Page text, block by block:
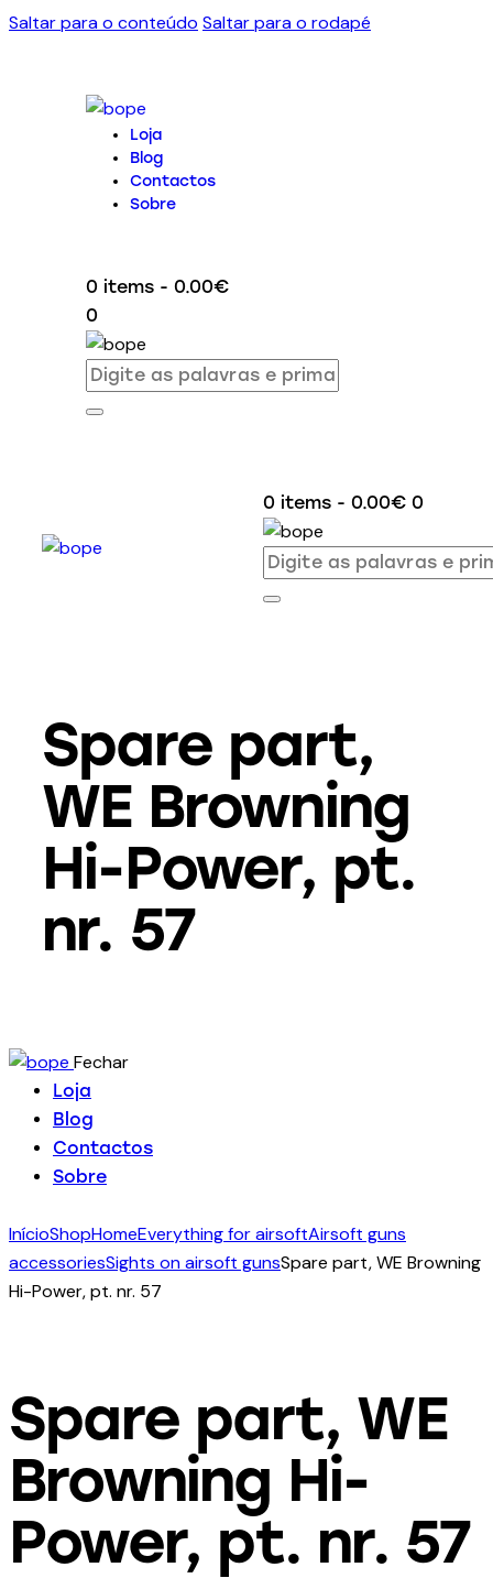
Saltar para o conteúdo Saltar para o rodapé
Loja
Blog
Contactos
Sobre
0 items - 0.00€
0
0 items - 0.00€ 0
Spare part,
WE Browning
Hi-Power, pt.
nr. 57
Fechar
Loja
Blog
Contactos
Sobre
InícioShopHomeEverything for airsoftAirsoft guns
accessoriesSights on airsoft gunsSpare part, WE Browning
Hi-Power, pt. nr. 57
Spare part, WE
Browning Hi-
Power, pt. nr. 57